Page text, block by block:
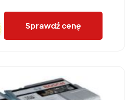
Sprawdź cenę